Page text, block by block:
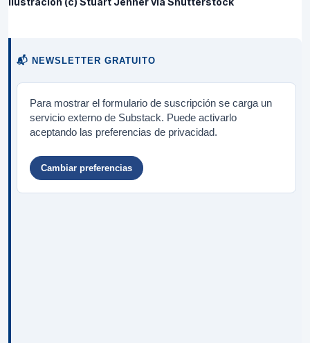
📬 NEWSLETTER GRATUITO
Para mostrar el formulario de suscripción se carga un
servicio externo de Substack. Puede activarlo
aceptando las preferencias de privacidad.
Cambiar preferencias